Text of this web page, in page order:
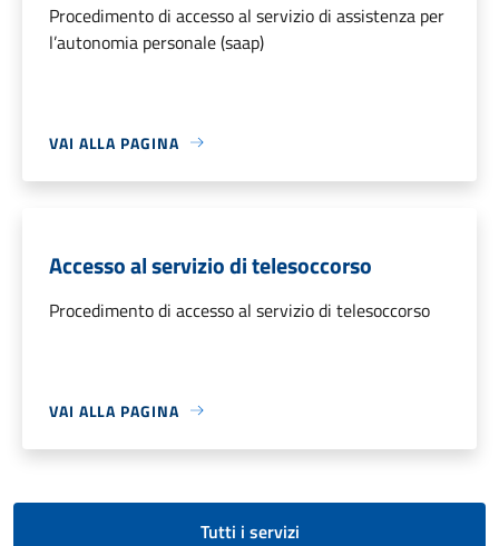
Procedimento di accesso al servizio di assistenza per
l’autonomia personale (saap)
VAI ALLA PAGINA
Accesso al servizio di telesoccorso
Procedimento di accesso al servizio di telesoccorso
VAI ALLA PAGINA
Tutti i servizi